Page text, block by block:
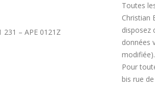
231 – APE 0121Z
Toutes
Christian
disposez
données
modifiée).
Pour
bis rue